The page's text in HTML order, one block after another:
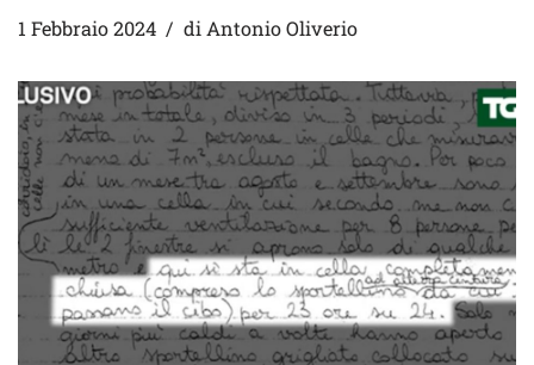
1 Febbraio 2024 di Antonio Oliverio